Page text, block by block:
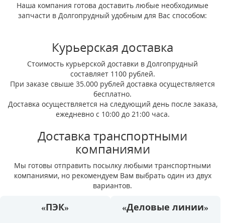
Наша компания готова доставить любые необходимые
запчасти в Долгопрудный удобным для Вас способом:
Курьерская доставка
Стоимость курьерской доставки в Долгопрудный
составляет 1100 рублей.
При заказе свыше 35.000 рублей доставка осуществляется
бесплатно.
Доставка осуществляется на следующий день после заказа,
ежедневно с 10:00 до 21:00 часа.
Доставка транспортными
компаниями
Мы готовы отправить посылку любыми транспортными
компаниями, но рекомендуем Вам выбрать один из двух
вариантов.
«ПЭК» «Деловые линии»